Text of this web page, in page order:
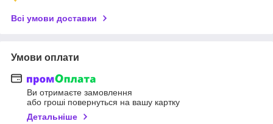
Всі умови доставки
Умови оплати
Ви отримаєте замовлення
або гроші повернуться на вашу картку
Детальніше